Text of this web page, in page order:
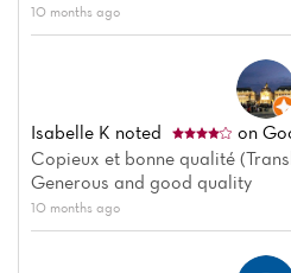
10 months ago
Isabelle K noted
on
Copieux et bonne qualité
Generous and good quality
10 months ago